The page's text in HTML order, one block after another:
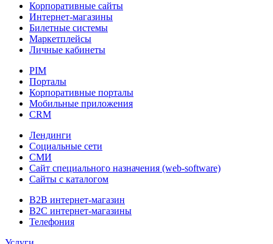
Корпоративные сайты
Интернет-магазины
Билетные системы
Маркетплейсы
Личные кабинеты
PIM
Порталы
Корпоративные порталы
Мобильные приложения
CRM
Лендинги
Социальные сети
СМИ
Сайт специального назначения (web-software)
Сайты с каталогом
B2B интернет-магазин
B2C интернет-магазины
Телефония